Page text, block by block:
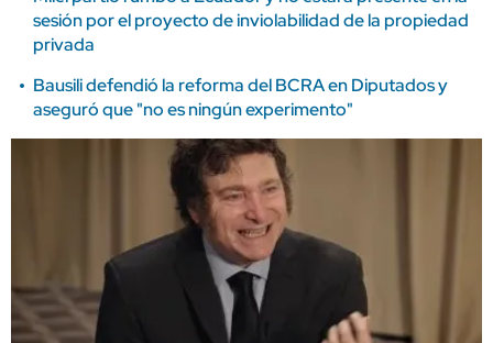
sesión por el proyecto de inviolabilidad de la propiedad
privada
Bausili defendió la reforma del BCRA en Diputados y
aseguró que "no es ningún experimento"